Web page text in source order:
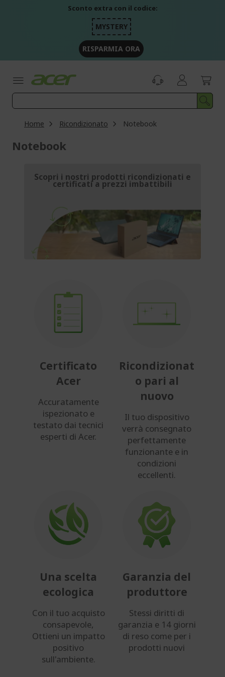
Sconto extra con il codice:
MYSTERY
RISPARMIA ORA
Home Ricondizionato Notebook
Notebook
Scopri i nostri prodotti ricondizionati e
certificati a prezzi imbattibili
Certificato
Acer
Accuratamente
ispezionato e
testato dai tecnici
esperti di Acer.
Ricondizionat
o pari al
nuovo
Il tuo dispositivo
verrà consegnato
perfettamente
funzionante e in
condizioni
eccellenti.
Una scelta
ecologica
Con il tuo acquisto
consapevole,
Ottieni un impatto
positivo
sull'ambiente.
Garanzia del
produttore
Stessi diritti di
garanzia e 14 giorni
di reso come per i
prodotti nuovi